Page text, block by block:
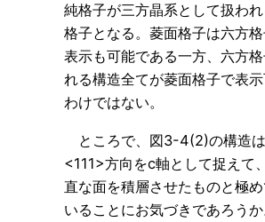
純格子が三方晶系として扱わ
格子となる。菱面格子は六方
表示も可能である一方、六方
れる構造全てが菱面格子で表
わけではない。
ところで、図3-4(2)の構造
<111>方向をc軸として捉えて
直な面を積層させたものと極
いることにお気づきであろう